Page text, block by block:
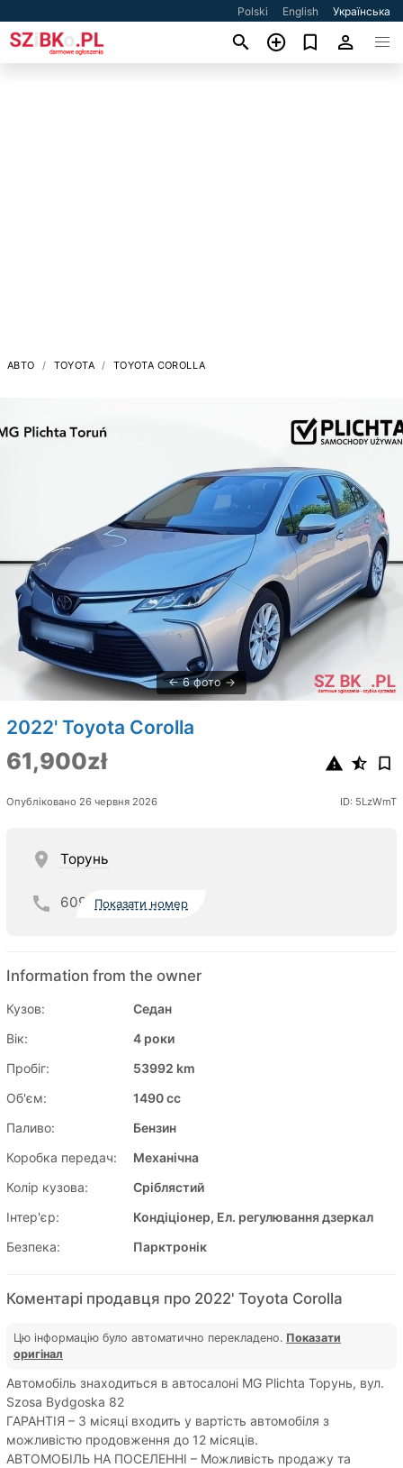
Polski English Українська
АВТО TOYOTA TOYOTA COROLLA
6 фото
2022' Toyota Corolla
61,900zł
Опубліковано 26 червня 2026 ID: 5LzWmT
Торунь
609 Показати номер
Information from the owner
Кузов:
Седан
Вік:
4 роки
Пробіг:
53992 km
Об'єм:
1490 cc
Паливо:
Бензин
Коробка передач:
Механічна
Колір кузова:
Сріблястий
Інтер'єр:
Кондіціонер, Ел. регулювання дзеркал
Безпека:
Парктронік
Коментарі продавця про 2022' Toyota Corolla
Цю інформацію було автоматично перекладено. Показати
оригінал
Автомобіль знаходиться в автосалоні MG Plichta Торунь, вул.
Szosa Bydgoska 82
ГАРАНТІЯ – 3 місяці входить у вартість автомобіля з
можливістю продовження до 12 місяців.
АВТОМОБІЛЬ НА ПОСЕЛЕННІ – Можливість продажу та